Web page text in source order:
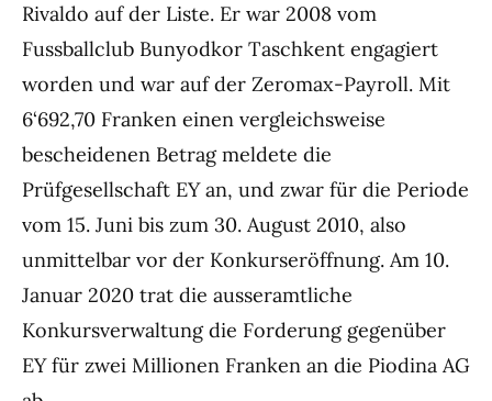
Rivaldo auf der Liste. Er war 2008 vom
Fussballclub Bunyodkor Taschkent engagiert
worden und war auf der Zeromax-Payroll. Mit
6‘692,70 Franken einen vergleichsweise
bescheidenen Betrag meldete die
Prüfgesellschaft EY an, und zwar für die Periode
vom 15. Juni bis zum 30. August 2010, also
unmittelbar vor der Konkurseröffnung. Am 10.
Januar 2020 trat die ausseramtliche
Konkursverwaltung die Forderung gegenüber
EY für zwei Millionen Franken an die Piodina AG